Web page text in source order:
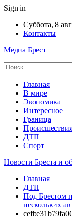
Sign in
Суббота, 8
Контакты
Медиа Брест
Главная
В мире
Экономика
Интересное
Граница
Происшествия
ДТП
Спорт
Новости Бреста и
Главная
ДТП
Под Брестом
нескольких